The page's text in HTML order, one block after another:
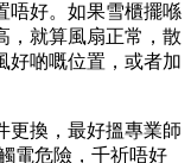
唔好。如果雪櫃擺喺
，就算風扇正常，散
好啲嘅位置，或者加
更換，最好搵專業師
電危險，千祈唔好